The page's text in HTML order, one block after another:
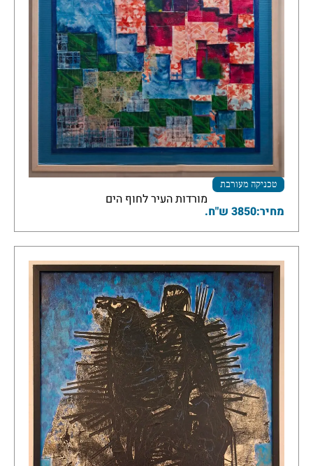
טכניקה מעורבת
מורדות העיר לחוף הים
מחיר:3850 ש"ח.